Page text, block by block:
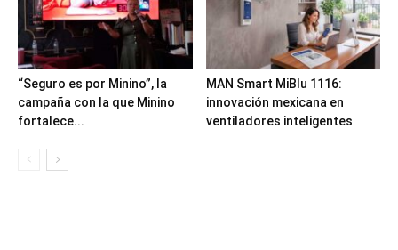
“Seguro es por Minino”, la
campaña con la que Minino
fortalece...
MAN Smart MiBlu 1116:
innovación mexicana en
ventiladores inteligentes